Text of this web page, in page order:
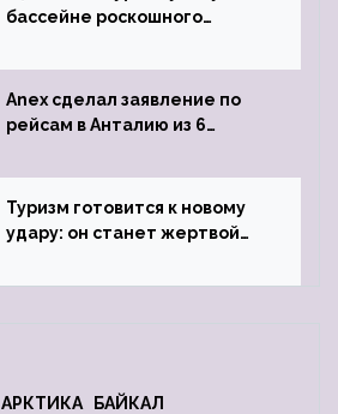
бассейне роскошного
Anex сделал заявление по
рейсам в Анталию из 6
Туризм готовится к новому
удару: он станет жертвой
АРКТИКА БАЙКАЛ